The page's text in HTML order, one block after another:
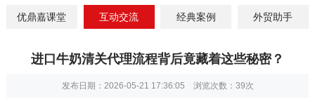
优鼎嘉课堂 互动交流 经典案例 外贸助手
进口牛奶清关代理流程背后竟藏着这些秘密？
发布日期：2026-05-21 17:36:05 浏览次数： 39次